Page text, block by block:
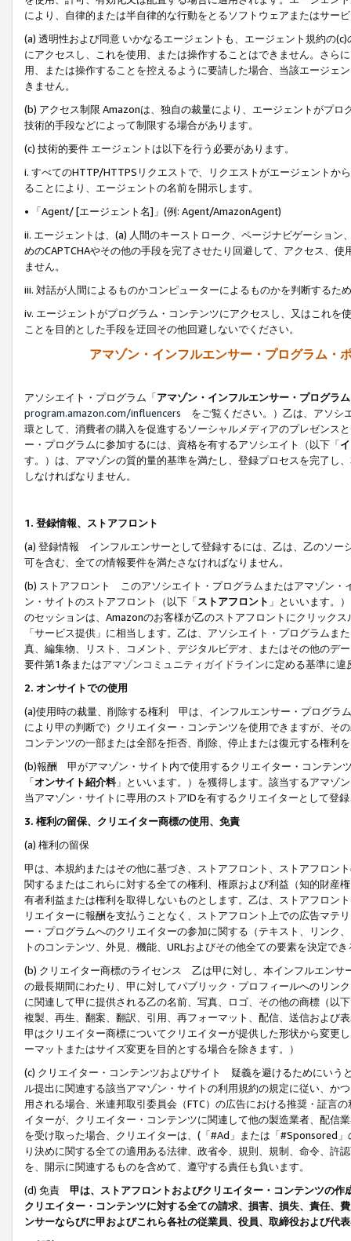
により、自律的または半自律的な行動をとるソフトウェアまたはサー
(a) 透明性および同意 いかなるエージェントも、エージェント規約の
にアクセスし、これを使用、または操作することはできません。さら
用、または操作することを控えるように要請した場合、当該エージェ
きません。
(b) アクセス制限 Amazonは、独自の裁量により、エージェントがプ
技術的手段などによって制限する場合があります。
(c) 技術的要件 エージェントは以下を行う必要があります。
i. すべてのHTTP/HTTPSリクエストで、リクエストがエージェントか
ることにより、エージェントの名前を開示します。
• 「Agent/ [エージェント名]」(例: Agent/AmazonAgent)
ii. エージェントは、(a) 人間のキーストローク、ページナビゲーショ
めのCAPTCHAやその他の手段を完了させたり回避して、アクセス、
ません。
iii. 対話が人間によるものかコンピューターによるものかを判断するた
iv. エージェントがプログラム・コンテンツにアクセスし、又はこれ
ことを目的とした手段を迂回その他回避しないでください。
アマゾン・インフルエンサー・プログラム・
アソシエイト・プログラム「アマゾン・インフルエンサー・プログラム
program.amazon.com/influencers をご覧ください。）乙は、アソシ
環として、消費者の購入を促進するソーシャルメディアのプレゼンス
ー・プログラムに参加するには、資格を有するアソシエイト（以下「
す。）は、アマゾンの質的量的基準を満たし、登録プロセスを完了し、
しなければなりません。
1. 登録情報、ストアフロント
(a) 登録情報 インフルエンサーとして登録するには、乙は、乙のソー
可を含む、全ての情報要件を満たさなければなりません。
(b) ストアフロント このアソシエイト・プログラムまたはアマゾン・
ン・サイトのストアフロント（以下「ストアフロント 」といいます。
のセッションは、Amazonのお客様が乙のストアフロントにクリック
「サービス提供」に相当します。乙は、アソシエイト・プログラム
真、編集物、リスト、コメント、デジタルビデオ、またはその他のデ
要件第1条またはアマゾンコミュニティガイドラインに定める基準に違
2. オンサイトでの使用
(a)使用時の裁量、削除する権利 甲は、インフルエンサー・プログラ
により甲の判断で）クリエイター・コンテンツを使用できますが、そ
コンテンツの一部または全部を拒否、削除、停止または復元する権利
(b)報酬 甲がアマゾン・サイト内で使用するクリエイター・コンテン
「オンサイト紹介料」といいます。）を獲得します。該当するアマゾ
当アマゾン・サイトに専用のストアIDを有するクリエイターとして登
3. 権利の留保、クリエイター商標の使用、免責
(a) 権利の留保
甲は、本規約またはその他に基づき、ストアフロント、ストアフロン
関するまたはこれらに対する全ての権利、権原および利益（知的財産
有者利益または権利を取得しないものとします。乙は、ストアフロン
リエイターに報酬を支払うことなく、ストアフロント上での広告マテ
ー・プログラムへのクリエイターの参加に関する（テキスト、リンク
トのコンテンツ、外見、機能、URLおよびその他全ての要素を決定で
(b) クリエイター商標のライセンス 乙は甲に対し、本インフルエンサ
の最長期間にわたり、甲に対してパブリック・プロフィールへのリン
に関連して甲に提供される乙の名前、写真、ロゴ、その他の商標（以
複製、再生、翻案、翻訳、引用、再フォーマット、配信、送信および
甲はクリエイター商標についてクリエイターが提供した形状から変更
ーマットまたはサイズ変更を目的とする場合を除きます。）
(c) クリエイター・コンテンツおよびサイト 疑義を避けるためにいう
ル提出に関連する該当アマゾン・サイトの利用規約の規定に従い、か
用される場合、米連邦取引委員会（FTC）の広告における推奨・証言
イターが、クリエイター・コンテンツに関連して他の製造業者、配信
を受け取った場合、クリエイターは、(「#Ad」または「#Sponsored
り決めに関する全ての適用ある法律、政省令、規則、規制、命令、許
を、開示に関連するものを含めて、遵守する責任も負います。
(d) 免責 甲は、ストアフロントおよびクリエイター・コンテンツの
クリエイター・コンテンツに対する全ての請求、損害、損失、責任、
ンサーならびに甲およびこれら各社の従業員、役員、取締役および代